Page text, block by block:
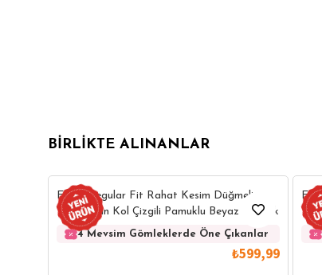
BIRLIKTE ALINANLAR
Erkek Regular Fit Rahat Kesim Düğmeli
Yaka Uzun Kol Çizgili Pamuklu Beyaz Gömlek
4 Mevsim Gömleklerde Öne Çıkanlar
₺599,99